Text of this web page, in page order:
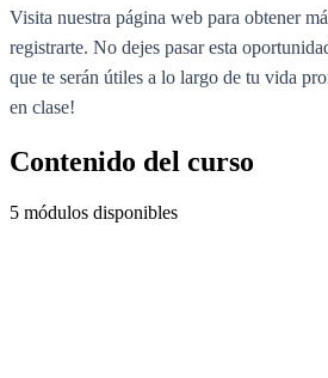
Visita nuestra página web para obtener
registrarte. No dejes pasar esta
que te serán útiles a lo largo de tu vida
en clase!
Contenido del curso
5 módulos disponibles